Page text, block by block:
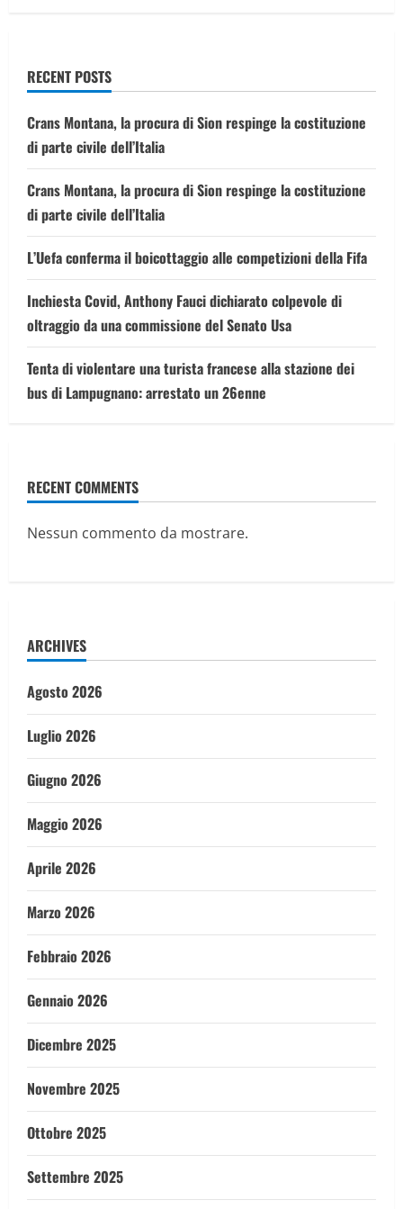
Sindaco
Mercatino
Conca
a
Mattarella
RECENT POSTS
Crans Montana, la procura di Sion respinge la costituzione
di parte civile dell’Italia
Crans Montana, la procura di Sion respinge la costituzione
di parte civile dell’Italia
L’Uefa conferma il boicottaggio alle competizioni della Fifa
Inchiesta Covid, Anthony Fauci dichiarato colpevole di
oltraggio da una commissione del Senato Usa
Tenta di violentare una turista francese alla stazione dei
bus di Lampugnano: arrestato un 26enne
RECENT COMMENTS
Nessun commento da mostrare.
ARCHIVES
Agosto 2026
Luglio 2026
Giugno 2026
Maggio 2026
Aprile 2026
Marzo 2026
Febbraio 2026
Gennaio 2026
Dicembre 2025
Novembre 2025
Ottobre 2025
Settembre 2025